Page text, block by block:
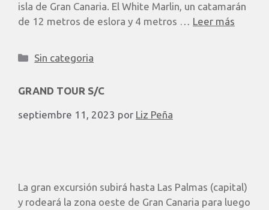
isla de Gran Canaria. El White Marlin, un catamarán
de 12 metros de eslora y 4 metros … Leer más
Sin categoria
GRAND TOUR S/C
septiembre 11, 2023 por Liz Peña
La gran excursión subirá hasta Las Palmas (capital)
y rodeará la zona oeste de Gran Canaria para luego